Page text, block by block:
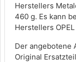
Herstellers
460 g. Es kann
Herstellers
Der angebotene
Original